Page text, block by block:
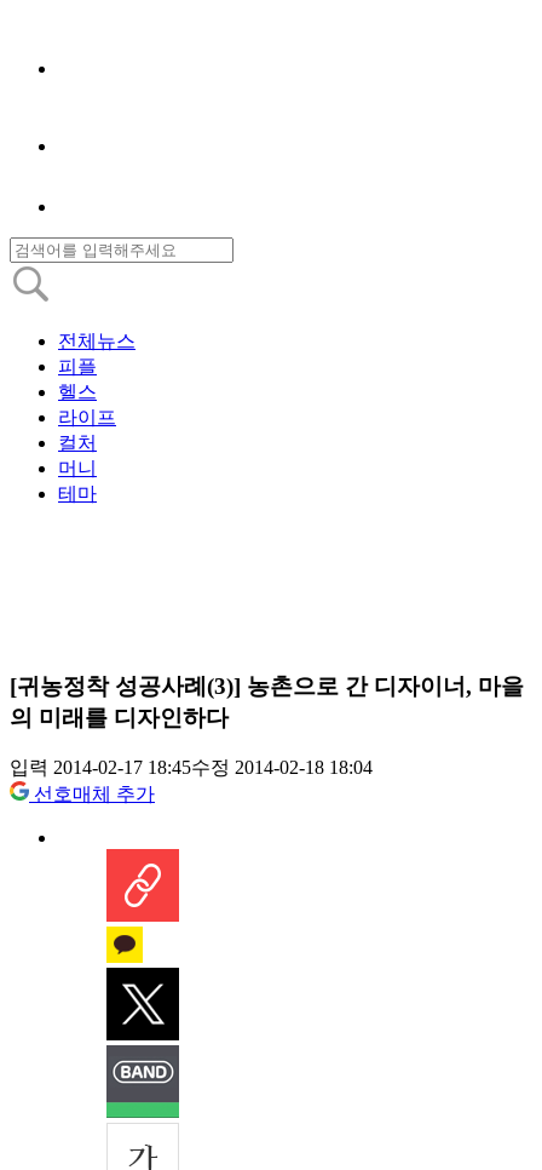
전체뉴스
피플
헬스
라이프
컬처
머니
테마
[귀농정착 성공사례(3)] 농촌으로 간 디자이너, 마을
의 미래를 디자인하다
입력 2014-02-17 18:45수정 2014-02-18 18:04
선호매체 추가